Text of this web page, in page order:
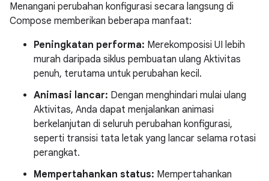
Menangani perubahan konfigurasi secara langsung di
Compose memberikan beberapa manfaat:
Peningkatan performa: Merekomposisi UI lebih
murah daripada siklus pembuatan ulang Aktivitas
penuh, terutama untuk perubahan kecil.
Animasi lancar: Dengan menghindari mulai ulang
Aktivitas, Anda dapat menjalankan animasi
berkelanjutan di seluruh perubahan konfigurasi,
seperti transisi tata letak yang lancar selama rotasi
perangkat.
Mempertahankan status: Mempertahankan